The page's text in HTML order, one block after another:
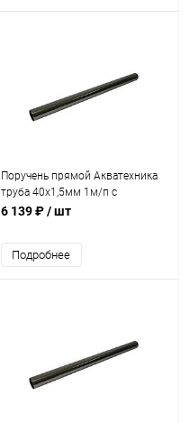
Поручень прямой Акватехника
труба 40х1,5мм 1м/п с
заглушенными концами
6 139 ₽/ шт
Подробнее